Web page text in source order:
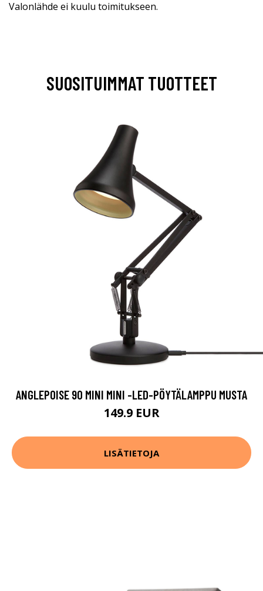
Valonlähde ei kuulu toimitukseen.
SUOSITUIMMAT TUOTTEET
ANGLEPOISE 90 MINI MINI -LED-PÖYTÄLAMPPU MUSTA
149.9 EUR
LISÄTIETOJA